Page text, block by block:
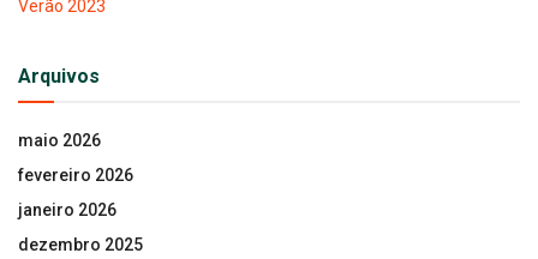
Verão 2023
Arquivos
maio 2026
fevereiro 2026
janeiro 2026
dezembro 2025